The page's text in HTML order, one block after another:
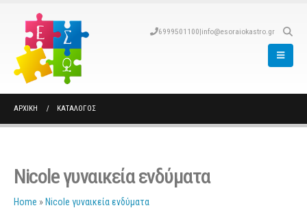
6999501100|info@esoraiokastro.gr
ΑΡΧΙΚΉ ΚΑΤΆΛΟΓΟΣ
Nicole γυναικεία ενδύματα
Home » Nicole γυναικεία ενδύματα